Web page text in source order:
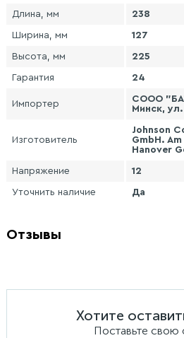
Длина, мм 238
Ширина, мм 127
Высота, мм 225
Гарантия 24
Импортер
СООО
Минск,
Изготовитель
Johnson
GmbH.
Hanover
Напряжение 12
Уточнить наличие Да
Отзывы
Хотите
Поставьте свою